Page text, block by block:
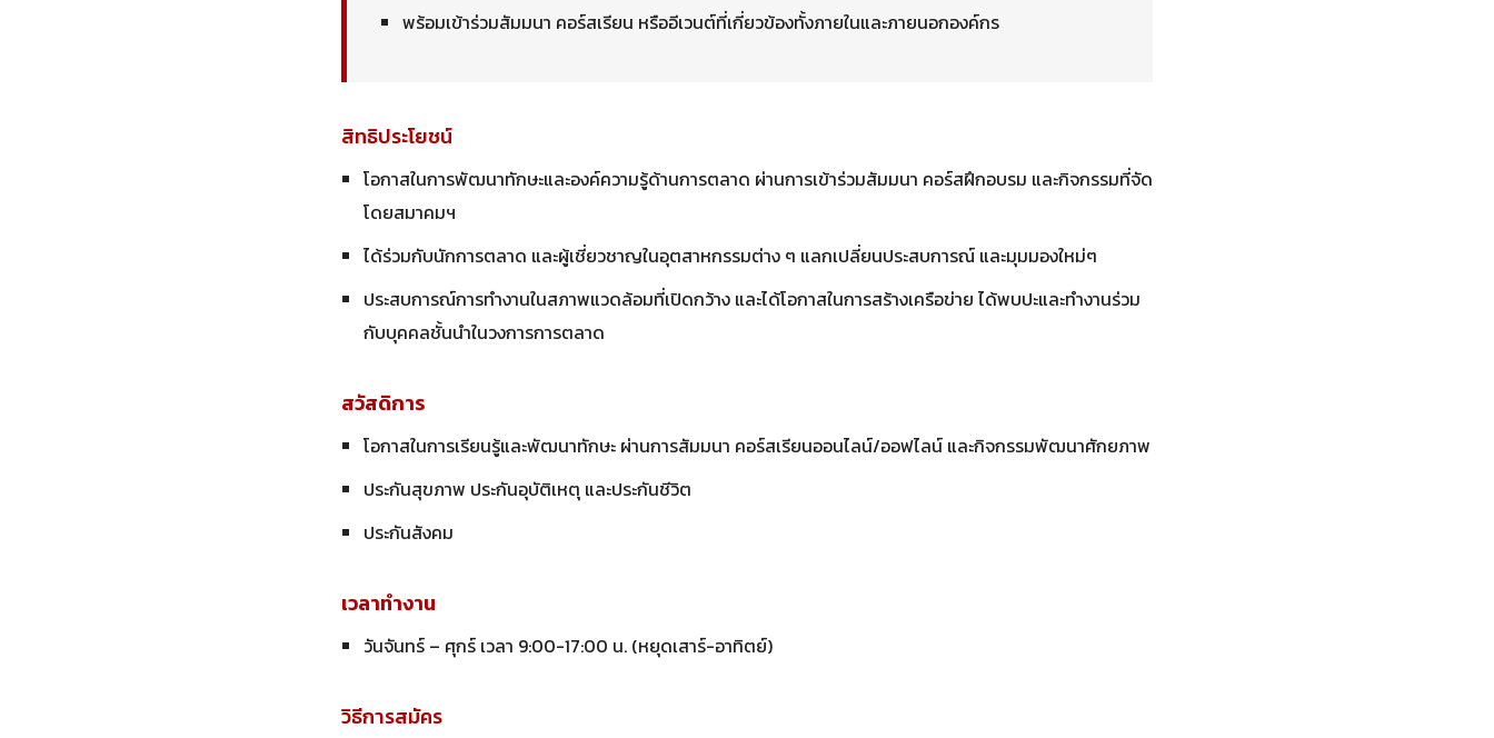
พร้อมเข้าร่วมสัมมนา คอร์สเรียน หรืออีเวนต์ที่เกี่ยวข้องทั้งภายในและภายนอกองค์กร
สิทธิประโยชน์
โอกาสในการพัฒนาทักษะและองค์ความรู้ด้านการตลาด ผ่านการเข้าร่วมสัมมนา คอร์สฝึกอบรม และกิจกรรมที่จัด
โดยสมาคมฯ
ได้ร่วมกับนักการตลาด และผู้เชี่ยวชาญในอุตสาหกรรมต่าง ๆ แลกเปลี่ยนประสบการณ์ และมุมมองใหม่ๆ
ประสบการณ์การทำงานในสภาพแวดล้อมที่เปิดกว้าง และได้โอกาสในการสร้างเครือข่าย ได้พบปะและทำงานร่วม
กับบุคคลชั้นนำในวงการการตลาด
สวัสดิการ
โอกาสในการเรียนรู้และพัฒนาทักษะ ผ่านการสัมมนา คอร์สเรียนออนไลน์/ออฟไลน์ และกิจกรรมพัฒนาศักยภาพ
ประกันสุขภาพ ประกันอุบัติเหตุ และประกันชีวิต
ประกันสังคม
เวลาทำงาน
วันจันทร์ – ศุกร์ เวลา 9:00-17:00 น. (หยุดเสาร์-อาทิตย์)
วิธีการสมัคร